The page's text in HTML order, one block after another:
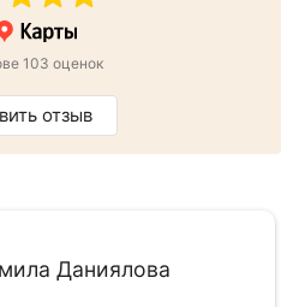
производства.
оформлением и
103 оценок
отзыв
Даниялова